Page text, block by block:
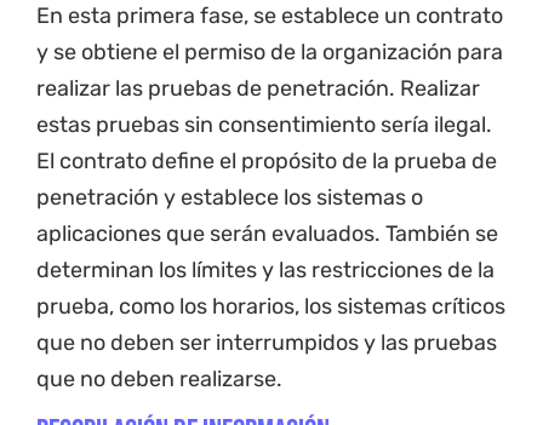
En esta primera fase, se establece un contrato
y se obtiene el permiso de la organización para
realizar las pruebas de penetración. Realizar
estas pruebas sin consentimiento sería ilegal.
El contrato define el propósito de la prueba de
penetración y establece los sistemas o
aplicaciones que serán evaluados. También se
determinan los límites y las restricciones de la
prueba, como los horarios, los sistemas críticos
que no deben ser interrumpidos y las pruebas
que no deben realizarse.